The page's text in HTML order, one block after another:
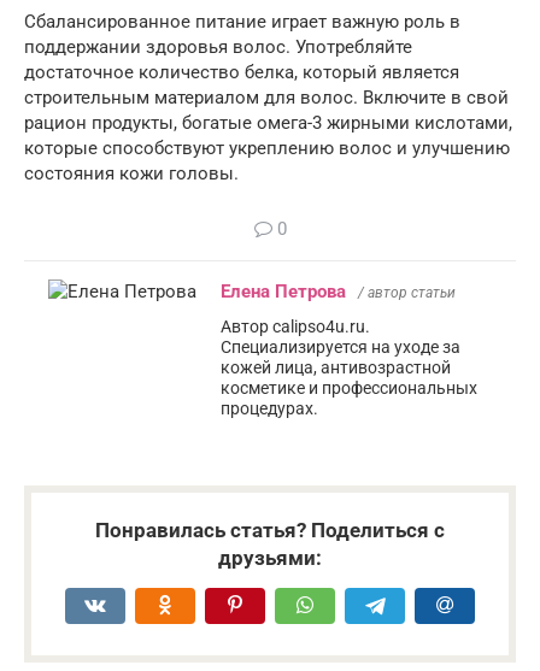
Сбалансированное питание играет важную роль в
поддержании здоровья волос. Употребляйте
достаточное количество белка, который является
строительным материалом для волос. Включите в свой
рацион продукты, богатые омега-3 жирными кислотами,
которые способствуют укреплению волос и улучшению
состояния кожи головы.
0
Елена Петрова / автор статьи
Автор calipso4u.ru.
Специализируется на уходе за
кожей лица, антивозрастной
косметике и профессиональных
процедурах.
Понравилась статья? Поделиться с
друзьями: